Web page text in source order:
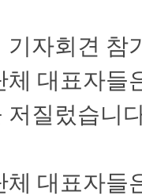
기자회견 참
체 대표자들
저질렀습니
체 대표자들